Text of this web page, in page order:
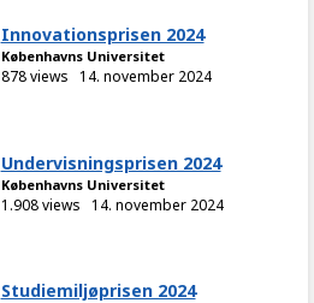
Innovationsprisen 2024
Københavns Universitet
878 views 14. november 2024
Undervisningsprisen 2024
Københavns Universitet
1.908 views 14. november 2024
Studiemiljøprisen 2024